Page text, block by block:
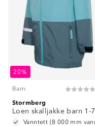
20%
Barn
Stormberg
Loen skalljakke barn 1-7